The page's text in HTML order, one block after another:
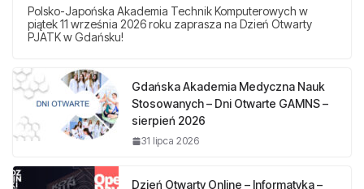
Polsko-Japońska Akademia Technik Komputerowych w
piątek 11 września 2026 roku zaprasza na Dzień Otwarty
PJATK w Gdańsku!
Gdańska Akademia Medyczna Nauk
Stosowanych – Dni Otwarte GAMNS –
sierpień 2026
31 lipca 2026
Dzień Otwarty Online – Informatyka –